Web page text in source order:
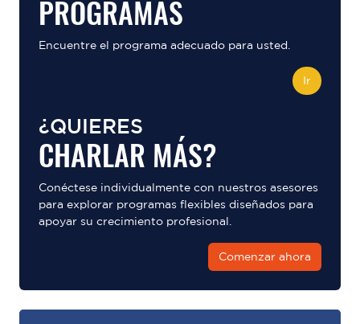
PROGRAMAS
Encuentre el programa adecuado para usted.
Ir
¿QUIERES
CHARLAR MÁS?
Conéctese individualmente con nuestros asesores
para explorar programas flexibles diseñados para
apoyar su crecimiento profesional.
Comenzar ahora